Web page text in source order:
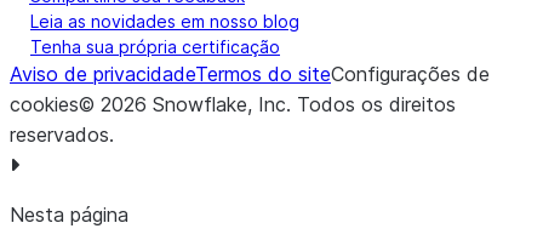
Leia as novidades em nosso blog
Tenha sua própria certificação
Aviso de privacidadeTermos do siteConfigurações de
cookies© 2026 Snowflake, Inc. Todos os direitos
reservados.
Nesta página